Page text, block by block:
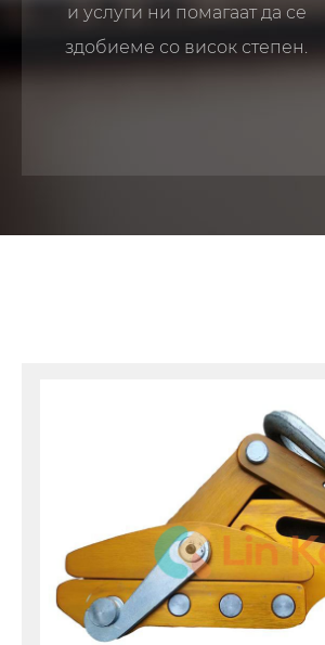
на сите ваши прашања на течен
англиски јазик..